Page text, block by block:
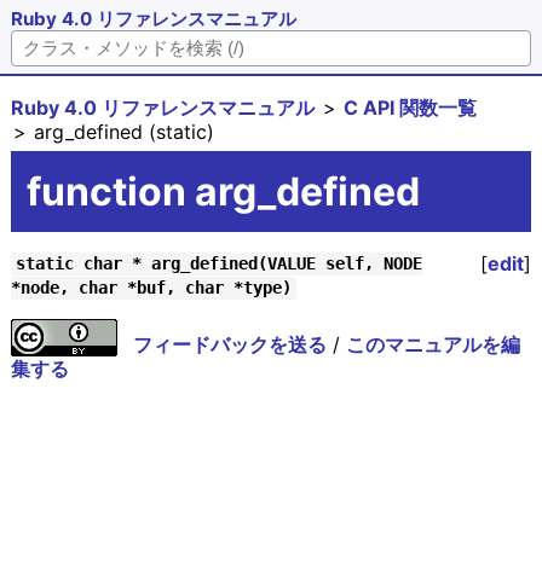
Ruby 4.0 リファレンスマニュアル
Ruby 4.0 リファレンスマニュアル
C API 関数一覧
arg_defined (static)
function arg_defined
[edit]
static char * arg_defined(VALUE self, NODE
*node, char *buf, char *type)
フィードバックを送る / このマニュアルを編
集する